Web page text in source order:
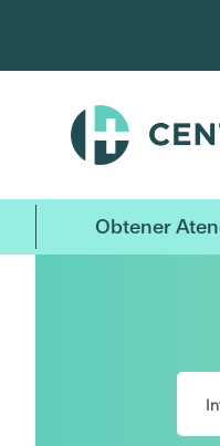
contenido
Obtener